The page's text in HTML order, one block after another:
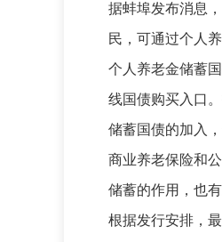
据蚌埠发布消息
民，可通过个人
个人养老金储蓄
线国债购买入口
储蓄国债的加入
商业养老保险和
储蓄的作用，也
根据发行安排，